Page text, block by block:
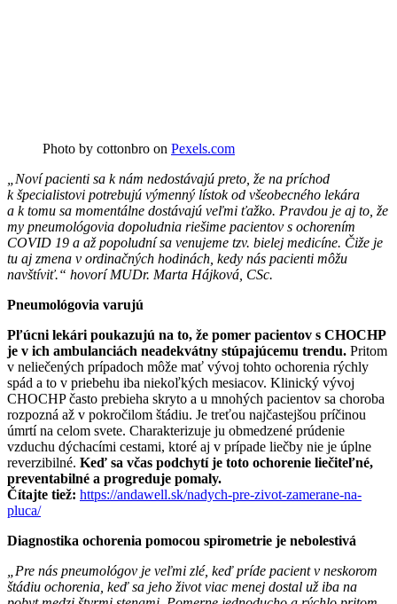
Photo by cottonbro on Pexels.com
„Noví pacienti sa k nám nedostávajú preto, že na príchod
k špecialistovi potrebujú výmenný lístok od všeobecného lekára
a k tomu sa momentálne dostávajú veľmi ťažko. Pravdou je aj to, že
my pneumológovia dopoludnia riešime pacientov s ochorením
COVID 19 a až popoludní sa venujeme tzv. bielej medicíne. Čiže je
tu aj zmena v ordinačných hodinách, kedy nás pacienti môžu
navštíviť.“ hovorí MUDr. Marta Hájková, CSc.
Pneumológovia varujú
Pľúcni lekári poukazujú na to, že pomer pacientov s CHOCHP
je v ich ambulanciách neadekvátny stúpajúcemu trendu. Pritom
v neliečených prípadoch môže mať vývoj tohto ochorenia rýchly
spád a to v priebehu iba niekoľkých mesiacov. Klinický vývoj
CHOCHP často prebieha skryto a u mnohých pacientov sa choroba
rozpozná až v pokročilom štádiu. Je treťou najčastejšou príčinou
úmrtí na celom svete. Charakterizuje ju obmedzené prúdenie
vzduchu dýchacími cestami, ktoré aj v prípade liečby nie je úplne
reverzibilné. Keď sa včas podchytí je toto ochorenie liečiteľné,
preventabilné a progreduje pomaly.
Čítajte tiež: https://andawell.sk/nadych-pre-zivot-zamerane-na-
pluca/
Diagnostika ochorenia pomocou spirometrie je nebolestivá
„Pre nás pneumológov je veľmi zlé, keď príde pacient v neskorom
štádiu ochorenia, keď sa jeho život viac menej dostal už iba na